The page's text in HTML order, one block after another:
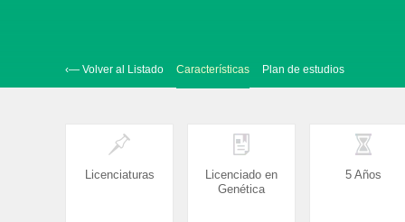
‹— Volver al Listado Características Plan de estudios
Licenciaturas
Licenciado en
Genética
5 Años